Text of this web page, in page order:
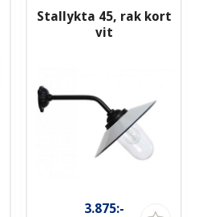
Stallykta 45, rak kort
vit
3.875:-